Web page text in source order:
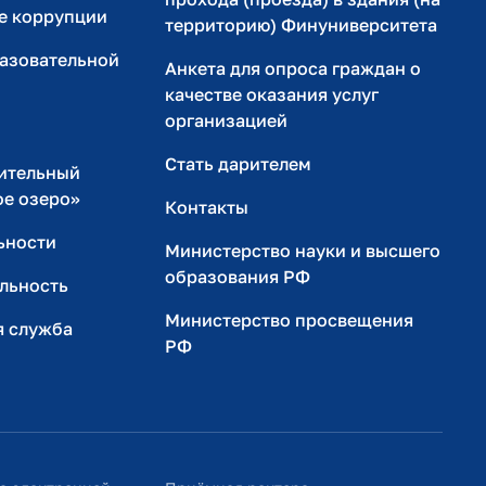
коррупции
озеро»
служба
территорию) Финуниверситета
Анкета для опроса граждан о
качестве оказания услуг
организацией
Стать дарителем
Контакты
Министерство науки и высшего
образования РФ
Министерство просвещения
РФ